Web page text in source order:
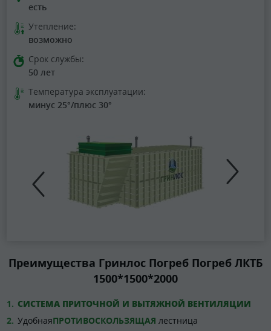
есть
Утепление:
возможно
Срок службы:
50 лет
Температура эксплуатации:
минус 25°/плюс 30°
Преимущества Гринлос Погреб Погреб ЛКТБ
1500*1500*2000
СИСТЕМА ПРИТОЧНОЙ И ВЫТЯЖНОЙ ВЕНТИЛЯЦИИ
УдобнаяПРОТИВОСКОЛЬЗЯЩАЯ лестница